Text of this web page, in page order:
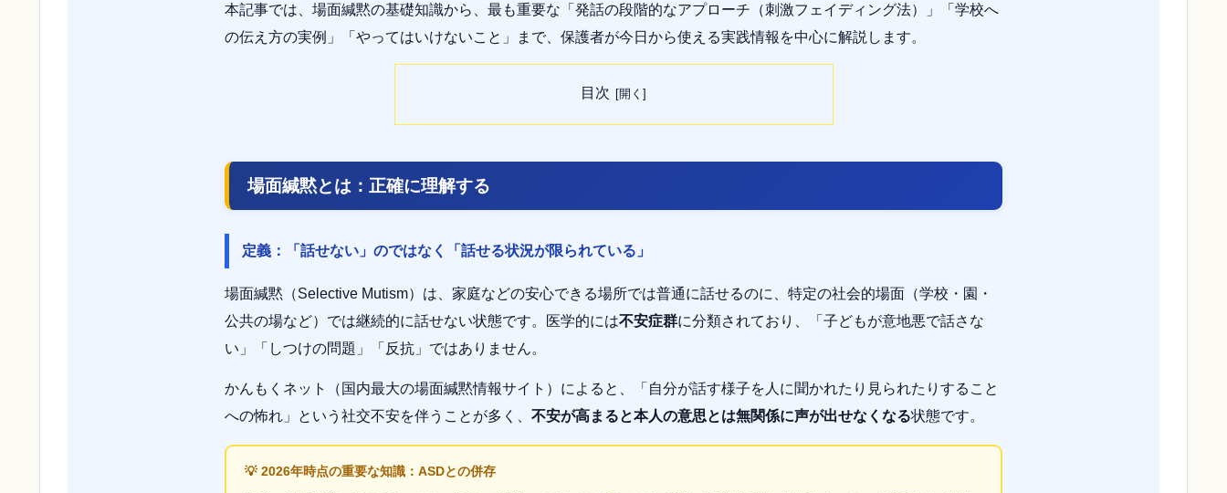
本記事では、場面緘黙の基礎知識から、最も重要な「発話の段階的なアプローチ（刺激フェイディング法）」「学校へ
の伝え方の実例」「やってはいけないこと」まで、保護者が今日から使える実践情報を中心に解説します。
目次
場面緘黙とは：正確に理解する
定義：「話せない」のではなく「話せる状況が限られている」
場面緘黙（Selective Mutism）は、家庭などの安心できる場所では普通に話せるのに、特定の社会的場面（学校・園・
公共の場など）では継続的に話せない状態です。医学的には不安症群に分類されており、「子どもが意地悪で話さな
い」「しつけの問題」「反抗」ではありません。
かんもくネット（国内最大の場面緘黙情報サイト）によると、「自分が話す様子を人に聞かれたり見られたりすること
への怖れ」という社交不安を伴うことが多く、 不安が高まると本人の意思とは無関係に声が出せなくなる状態です。
💡 2026年時点の重要な知識：ASDとの併存